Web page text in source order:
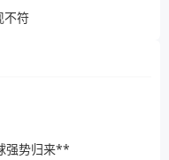
不符
强势归来**